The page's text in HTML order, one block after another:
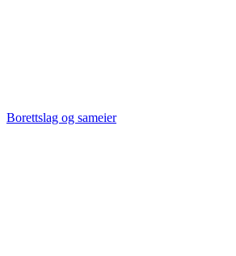
Borettslag og sameier